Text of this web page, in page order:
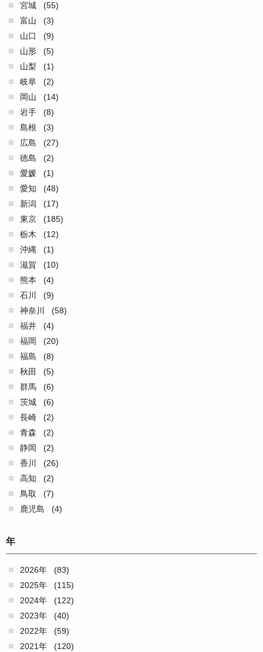
宮城
(55)
富山
(3)
山口
(9)
山形
(5)
山梨
(1)
岐阜
(2)
岡山
(14)
岩手
(8)
島根
(3)
広島
(27)
徳島
(2)
愛媛
(1)
愛知
(48)
新潟
(17)
東京
(185)
栃木
(12)
沖縄
(1)
滋賀
(10)
熊本
(4)
石川
(9)
神奈川
(58)
福井
(4)
福岡
(20)
福島
(8)
秋田
(5)
群馬
(6)
茨城
(6)
長崎
(2)
青森
(2)
静岡
(2)
香川
(26)
高知
(2)
鳥取
(7)
鹿児島
(4)
年
2026年
(83)
2025年
(115)
2024年
(122)
2023年
(40)
2022年
(59)
2021年
(120)